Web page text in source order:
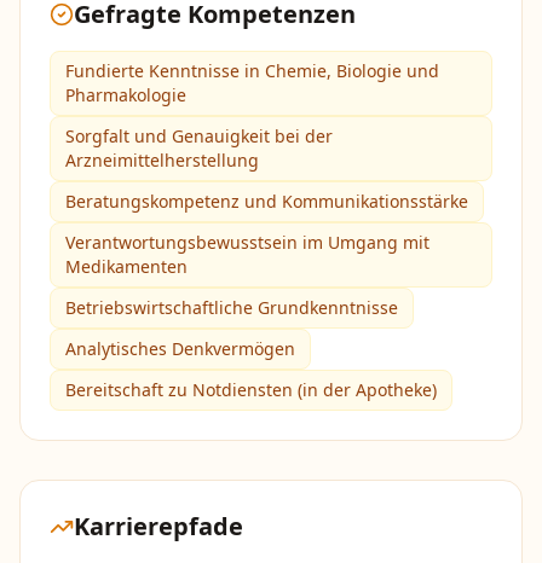
Gefragte Kompetenzen
Fundierte Kenntnisse in Chemie, Biologie und
Pharmakologie
Sorgfalt und Genauigkeit bei der
Arzneimittelherstellung
Beratungskompetenz und Kommunikationsstärke
Verantwortungsbewusstsein im Umgang mit
Medikamenten
Betriebswirtschaftliche Grundkenntnisse
Analytisches Denkvermögen
Bereitschaft zu Notdiensten (in der Apotheke)
Karrierepfade